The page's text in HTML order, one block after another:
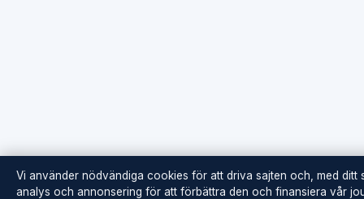
Vi använder nödvändiga cookies för att driva sajten och, med ditt
analys och annonsering för att förbättra den och finansiera vår